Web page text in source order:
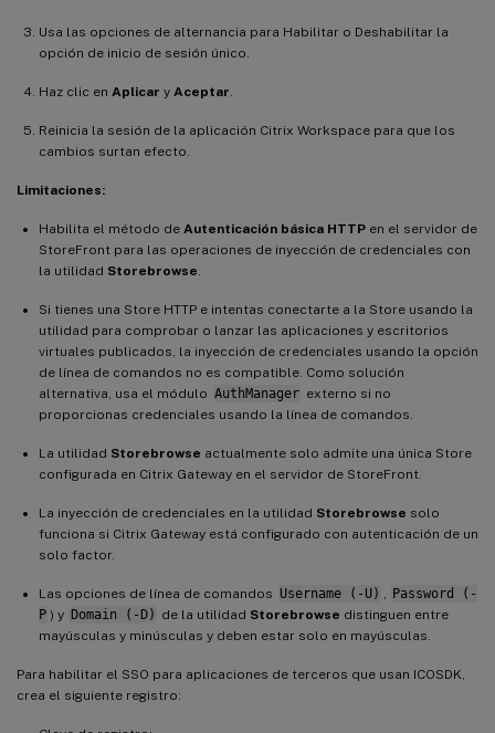
Usa las opciones de alternancia para Habilitar o Deshabilitar la
opción de inicio de sesión único.
Haz clic en Aplicar y Aceptar
Reinicia la sesión de la aplicación Citrix Workspace para que los
cambios surtan efecto.
Limitaciones:
Habilita el método de Autenticación básica HTTP en el servidor de
StoreFront para las operaciones de inyección de credenciales con
la utilidad Storebrowse
Si tienes una Store HTTP e intentas conectarte a la Store usando la
utilidad para comprobar o lanzar las aplicaciones y escritorios
virtuales publicados, la inyección de credenciales usando la opción
de línea de comandos no es compatible. Como solución
alternativa, usa el módulo AuthManager externo si no
proporcionas credenciales usando la línea de comandos.
La utilidad Storebrowse actualmente solo admite una única Store
configurada en Citrix Gateway en el servidor de StoreFront.
La inyección de credenciales en la utilidad Storebrowse solo
funciona si Citrix Gateway está configurado con autenticación de un
solo factor.
Las opciones de línea de comandos Username (-U)
Password (-
P ) y Domain (-D) de la utilidad Storebrowse distinguen entre
mayúsculas y minúsculas y deben estar solo en mayúsculas.
Para habilitar el SSO para aplicaciones de terceros que usan ICOSDK,
crea el siguiente registro: